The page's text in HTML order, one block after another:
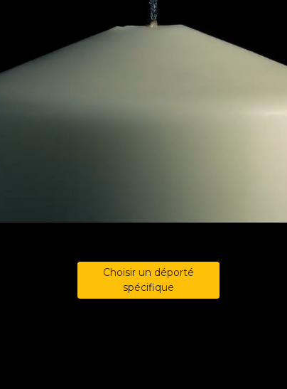
Choisir un déporté
spécifique